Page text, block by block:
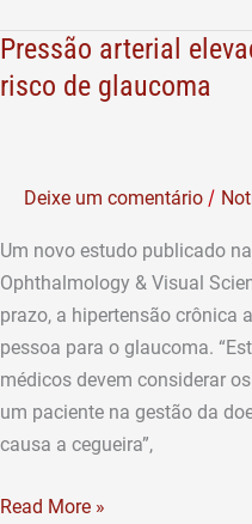
Pressão arterial
risco de glaucoma
Deixe um comentário /
Um novo estudo publicado
Ophthalmology & Visual
prazo, a hipertensão crônica
pessoa para o glaucoma.
médicos devem considerar
um paciente na gestão da
causa a cegueira”,
Pressão
arterial
risco
de
glaucoma
Read More »